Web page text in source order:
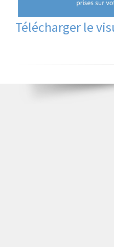
Télécharger le